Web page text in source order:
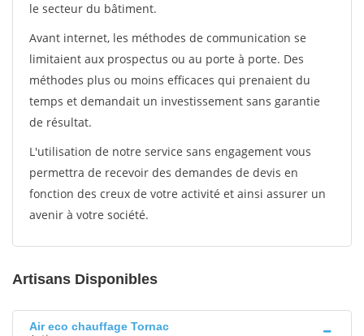
le secteur du bâtiment.
Avant internet, les méthodes de communication se
limitaient aux prospectus ou au porte à porte. Des
méthodes plus ou moins efficaces qui prenaient du
temps et demandait un investissement sans garantie
de résultat.
L'utilisation de notre service sans engagement vous
permettra de recevoir des demandes de devis en
fonction des creux de votre activité et ainsi assurer un
avenir à votre société.
Artisans Disponibles
Air eco chauffage Tornac